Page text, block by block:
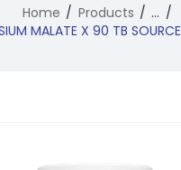
Home Products
...
MALATE X 90 TB